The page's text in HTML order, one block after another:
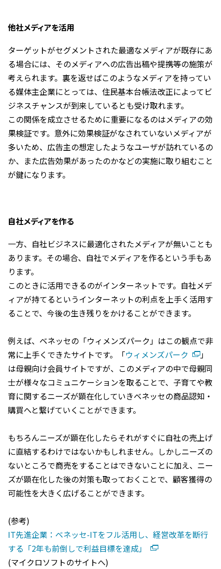
他社メディアを活用
ターゲットがセグメントされた最適なメディアが既存にあ
る場合には、そのメディアへの広告出稿や提携等の施策が
考えられます。裏を返せばこのようなメディアを持ってい
る媒体主企業にとっては、住民基本台帳法改正によってビ
ジネスチャンスが到来しているとも受け取れます。
この関係を成立させるために重要になるのはメディアの効
果検証です。意外に効果検証がなされていないメディアが
多いため、広告主の想定したようなユーザが訪れているの
か、また広告効果があったのかなどの実施に取り組むこと
が鍵になります。
自社メディアを作る
一方、自社ビジネスに最適化されたメディアが無いことも
あります。その場合、自社でメディアを作るという手もあ
ります。
このときに活用できるのがインターネットです。自社メデ
ィアが持てるというインターネットの利点を上手く活用す
ることで、今後の生き残りをかけることができます。
例えば、ベネッセの「ウィメンズパーク」はこの観点で非
常に上手くできたサイトです。「ウィメンズパーク
」
は母親向け会員サイトですが、このメディアの中で母親同
士が様々なコミュニケーションを取ることで、子育てや教
育に関するニーズが顕在化していきベネッセの商品認知・
購買へと繋げていくことができます。
もちろんニーズが顕在化したらそれがすぐに自社の売上げ
に直結するわけではないかもしれません。しかしニーズの
ないところで商売をすることはできないことに加え、ニー
ズが顕在化した後の対策も取っておくことで、顧客獲得の
可能性を大きく広げることができます。
(参考)
IT先進企業：ベネッセ-ITをフル活用し、経営改革を断行
する「2年も前倒しで利益目標を達成」
(マイクロソフトのサイトへ)